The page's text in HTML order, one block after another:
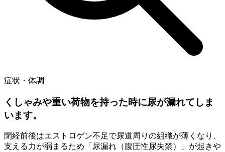
症状・体調
くしゃみや重い荷物を持った時に尿が漏れてしま
います。
閉経前後はエストロゲン不足で尿道周りの組織が薄くなり、
支える力が弱まるため「尿漏れ（腹圧性尿失禁）」が起きや